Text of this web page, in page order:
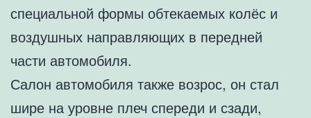
специальной формы обтекаемых колёс и
воздушных направляющих в передней
части автомобиля.
Салон автомобиля также возрос, он стал
шире на уровне плеч спереди и сзади,